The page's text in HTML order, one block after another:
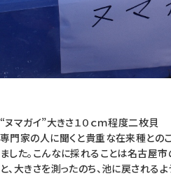
“ヌマガイ”大きさ１０ｃｍ程度二枚貝
専門家の人に聞くと貴重な在来種との
ました。こんなに採れることは名古屋
と、大きさを測ったのち、池に戻される